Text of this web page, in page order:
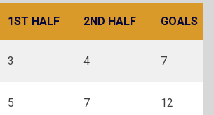
1ST HALF 2ND HALF GOALS
3 4 7
5 7 12